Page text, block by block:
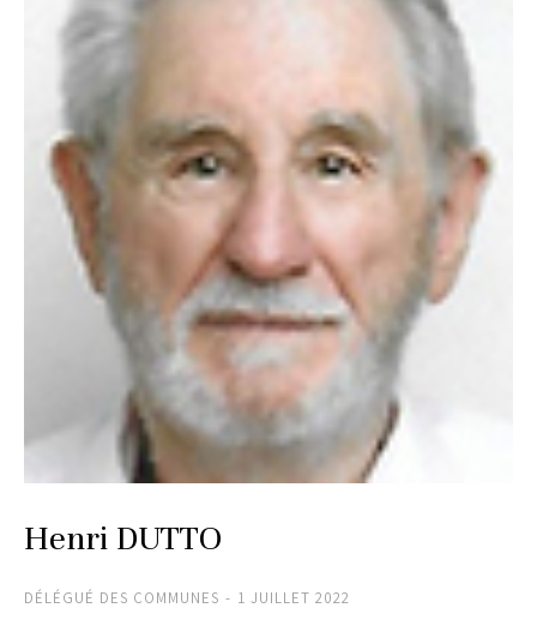
Henri DUTTO
DÉLÉGUÉ DES COMMUNES 1 JUILLET 2022